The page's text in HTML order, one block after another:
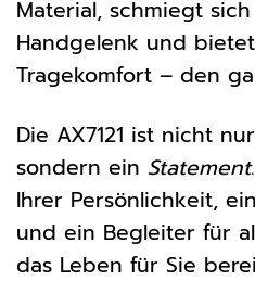
Material, schmiegt
Handgelenk und
Tragekomfort – den
Die AX7121 ist nicht
sondern ein Statement
Ihrer Persönlichkeit,
und ein Begleiter für
das Leben für Sie